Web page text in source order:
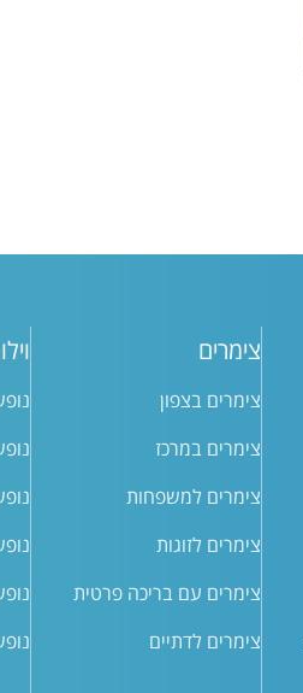
צימרים
צימרים בצפון
צימרים במרכז
צימרים למשפחות
צימרים לזוגות
צימרים עם בריכה פרטית
צימרים לדתיים